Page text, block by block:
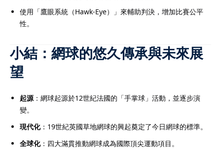
使用「鷹眼系統（Hawk-Eye）」來輔助判決，增加比賽公平
性。
小結：網球的悠久傳承與未來展
望
起源：網球起源於12世紀法國的「手掌球」活動，並逐步演
變。
現代化：19世紀英國草地網球的興起奠定了今日網球的標準。
全球化：四大滿貫推動網球成為國際頂尖運動項目。